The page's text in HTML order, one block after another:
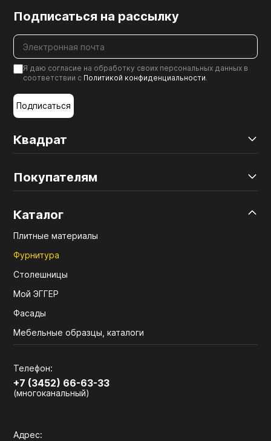
Квадрат
Покупателям
Каталог
Плитные материалы
Фурнитура
Столешницы
Мой ЭГГЕР
Фасады
Мебельные образцы, каталоги
Телефон:
+7 (3452) 66-63-33
(многоканальный)
Адрес:
Подписаться на рассылку
Я даю согласие на обработку своих персональных данных в
соответствии с Политикой конфиденциальности.
Подписаться